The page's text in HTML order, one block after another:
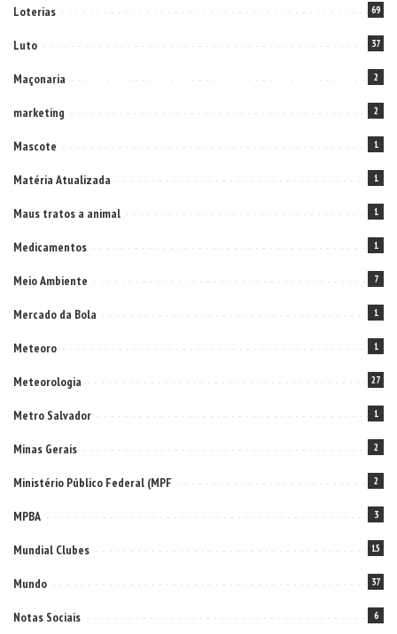
Loterias 69
Luto 37
Maçonaria 2
marketing 2
Mascote 1
Matéria Atualizada 1
Maus tratos a animal 1
Medicamentos 1
Meio Ambiente 7
Mercado da Bola 1
Meteoro 1
Meteorologia 27
Metro Salvador 1
Minas Gerais 2
Ministério Público Federal (MPF 2
MPBA 3
Mundial Clubes 15
Mundo 37
Notas Sociais 6